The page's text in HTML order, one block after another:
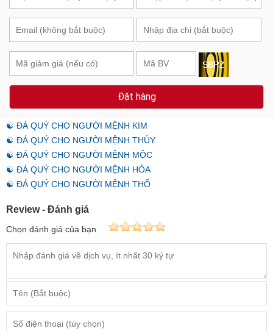
Đặt hàng
☯ ĐÁ QUÝ CHO NGƯỜI MỆNH KIM
☯ ĐÁ QUÝ CHO NGƯỜI MỆNH THỦY
☯ ĐÁ QUÝ CHO NGƯỜI MỆNH MỘC
☯ ĐÁ QUÝ CHO NGƯỜI MỆNH HỎA
☯ ĐÁ QUÝ CHO NGƯỜI MỆNH THỔ
Review - Đánh giá
Chọn đánh giá của bạn